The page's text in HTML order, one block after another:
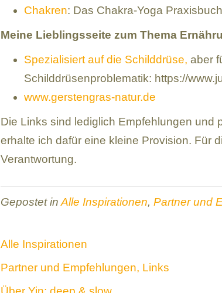
Chakren: Das Chakra-Yoga
Meine Lieblingsseite zum Thema
Spezialisiert auf die Schilddrüse, aber
Schilddrüsenproblematik: https://
www.gerstengras-natur.de
Die Links sind lediglich Empfehlungen und
erhalte ich dafür eine kleine Provision. Für
Verantwortung.
Gepostet in Alle Inspirationen, Partner und
Alle Inspirationen
Partner und Empfehlungen, Links